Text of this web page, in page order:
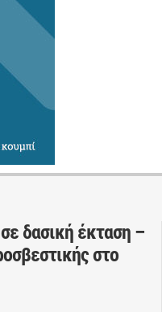
δασική έκταση –
στο